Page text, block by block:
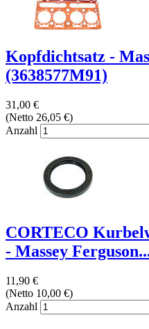
Kopfdichtsatz -
(3638577M91)
31,00 €
(Netto 26,05 €)
Anzahl
CORTECO
- Massey
11,90 €
(Netto 10,00 €)
Anzahl